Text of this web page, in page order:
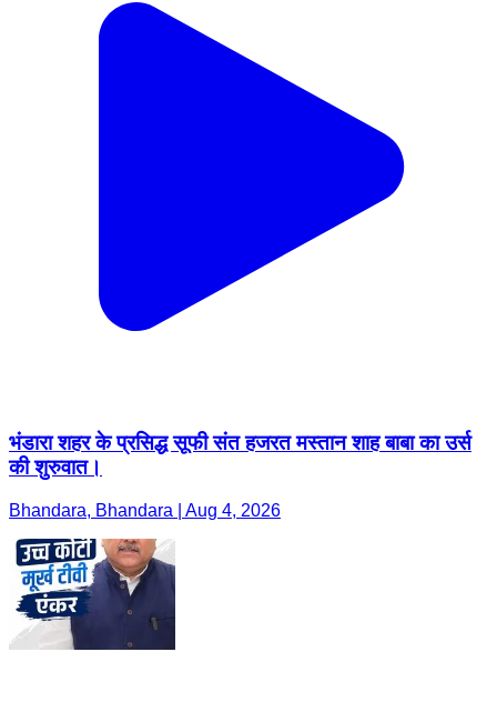
भंडारा शहर के प्रसिद्ध सूफी संत हजरत मस्तान शाह बाबा का उर्स
की शुरुवात।
Bhandara, Bhandara | Aug 4, 2026